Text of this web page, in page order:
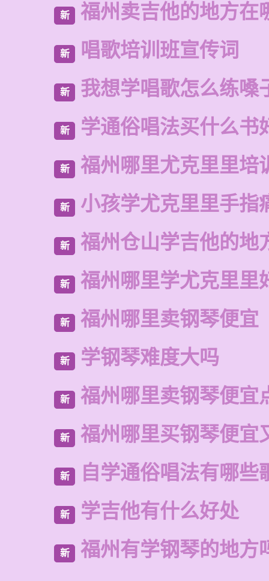
新 福州卖吉他的地方在
新 唱歌培训班宣传词
新 我想学唱歌怎么练嗓
新 学通俗唱法买什么书
新 福州哪里尤克里里培
新 小孩学尤克里里手指
新 福州仓山学吉他的地
新 福州哪里学尤克里里
新 福州哪里卖钢琴便宜
新 学钢琴难度大吗
新 福州哪里卖钢琴便宜
新 福州哪里买钢琴便宜
新 自学通俗唱法有哪些
新 学吉他有什么好处
新 福州有学钢琴的地方